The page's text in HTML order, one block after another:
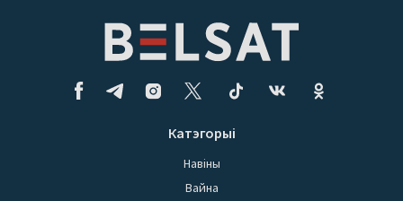
Катэгорыі
Навіны
Вайна